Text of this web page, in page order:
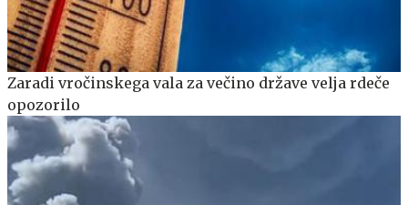
Zaradi vročinskega vala za večino države velja rdeče
opozorilo